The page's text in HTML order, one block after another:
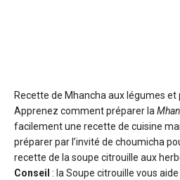
Recette de Mhancha aux légumes
Apprenez comment préparer la
facilement une recette de cuisine
préparer par l’invité de choumicha
recette de la soupe citrouille aux
Conseil : la Soupe citrouille vous